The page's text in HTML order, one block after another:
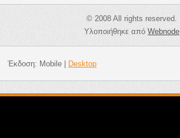
© 2008 All rights reserved.
Υλοποιήθηκε απόWebnode
Έκδοση: Mobile| Desktop